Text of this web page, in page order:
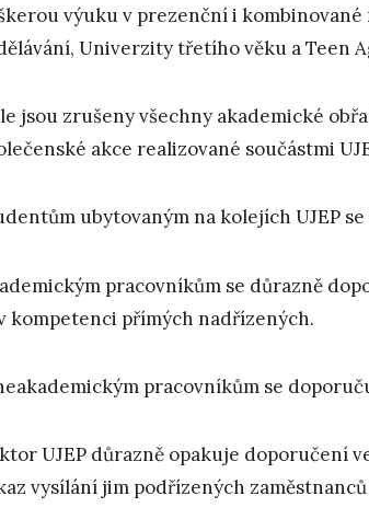
výuku v prezenční i
Univerzity třetího věku a Teen
jsou zrušeny všechny akademické
akce realizované součástmi
ubytovaným na kolejích UJEP
pracovníkům se důrazně
kompetenci přímých nadřízených.
pracovníkům se
UJEP důrazně opakuje doporučení
vysílání jim podřízených